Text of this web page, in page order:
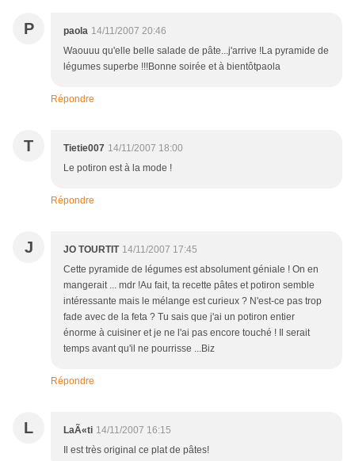
P paola 14/11/2007 20:46
Waouuu qu'elle belle salade de pâte...j'arrive !La pyramide de
légumes superbe !!!Bonne soirée et à bientôtpaola
Répondre
T Tietie007 14/11/2007 18:00
Le potiron est à la mode !
Répondre
J JO TOURTIT 14/11/2007 17:45
Cette pyramide de légumes est absolument géniale ! On en
mangerait ... mdr !Au fait, ta recette pâtes et potiron semble
intéressante mais le mélange est curieux ? N'est-ce pas trop
fade avec de la feta ? Tu sais que j'ai un potiron entier
énorme à cuisiner et je ne l'ai pas encore touché ! Il serait
temps avant qu'il ne pourrisse ...Biz
Répondre
L LaÃ«ti 14/11/2007 16:15
Il est très original ce plat de pâtes!